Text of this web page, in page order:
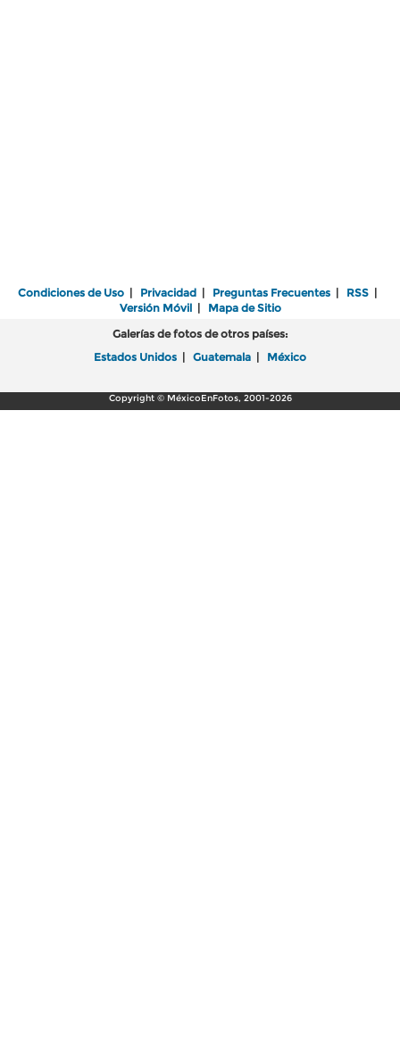
Condiciones de Uso | Privacidad | Preguntas Frecuentes | RSS |
Versión Móvil| Mapa de Sitio
Galerías de fotos de otros países:
Estados Unidos | Guatemala | México
Copyright © MéxicoEnFotos, 2001-2026